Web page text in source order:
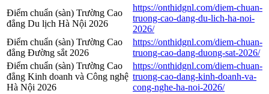
Điểm chuẩn (sàn) Trường Cao
đẳng Du lịch Hà Nội 2026
https://onthidgnl.com/diem-chuan-
truong-cao-dang-du-lich-ha-noi-
2026/
Điểm chuẩn (sàn) Trường Cao
đẳng Đường sắt 2026
https://onthidgnl.com/diem-chuan-
truong-cao-dang-duong-sat-2026/
Điểm chuẩn (sàn) Trường Cao
đẳng Kinh doanh và Công nghệ
Hà Nội 2026
https://onthidgnl.com/diem-chuan-
truong-cao-dang-kinh-doanh-va-
cong-nghe-ha-noi-2026/